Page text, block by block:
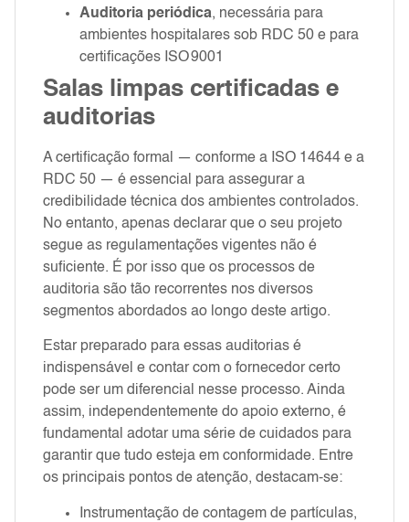
Auditoria periódica, necessária para
ambientes hospitalares sob RDC 50 e para
certificações ISO 9001
Salas limpas certificadas e
auditorias
A certificação formal — conforme a ISO 14644 e a
RDC 50 — é essencial para assegurar a
credibilidade técnica dos ambientes controlados.
No entanto, apenas declarar que o seu projeto
segue as regulamentações vigentes não é
suficiente. É por isso que os processos de
auditoria são tão recorrentes nos diversos
segmentos abordados ao longo deste artigo.
Estar preparado para essas auditorias é
indispensável e contar com o fornecedor certo
pode ser um diferencial nesse processo. Ainda
assim, independentemente do apoio externo, é
fundamental adotar uma série de cuidados para
garantir que tudo esteja em conformidade. Entre
os principais pontos de atenção, destacam-se:
Instrumentação de contagem de partículas,